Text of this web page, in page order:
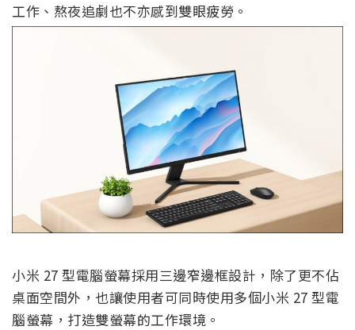
工作、熬夜追劇也不亦感到雙眼疲勞。
小米 27 型電腦螢幕採用三邊窄邊框設計，除了更不佔
桌面空間外，也讓使用者可同時使用多個小米 27 型電
腦螢幕，打造雙螢幕的工作環境。